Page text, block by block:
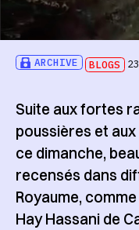
ARCHIVE BLOGS
Suite aux fortes
poussières et
ce dimanche,
recensés dans
Royaume,
Hay Hassani de